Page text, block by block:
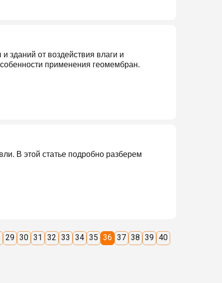
зданий от воздействия влаги и
применения геомембран.
В этой статье подробно разберем
29 30 31 32 33 34 35 36 37 38 39 40